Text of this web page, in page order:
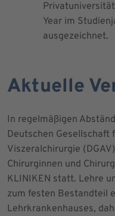
Year im
ausgezeichnet.
Aktuelle
In regelmäßigen
Deutschen Gesellschaft
Viszeralchirurgie
Chirurginnen und
KLINIKEN statt. Lehre
zum festen Bestandteil
Lehrkrankenhauses,